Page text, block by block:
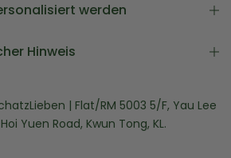
werden
Hinweis
| Flat/RM 5003 5/F, Yau Lee
Yuen Road, Kwun Tong, KL.